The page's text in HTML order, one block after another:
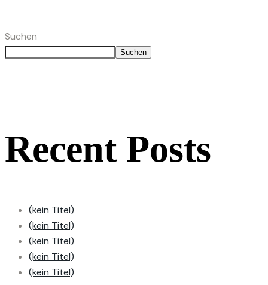
Suchen
Suchen
Recent Posts
(kein Titel)
(kein Titel)
(kein Titel)
(kein Titel)
(kein Titel)